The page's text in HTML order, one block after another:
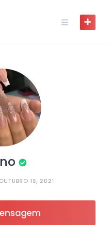
19, 2021